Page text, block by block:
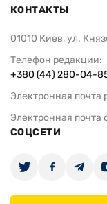
КОНТАКТЫ
01010 Киев, ул.
Телефон редакции:
+380 (44) 280-04-
Электронная почта
Электронная почта
СОЦСЕТИ